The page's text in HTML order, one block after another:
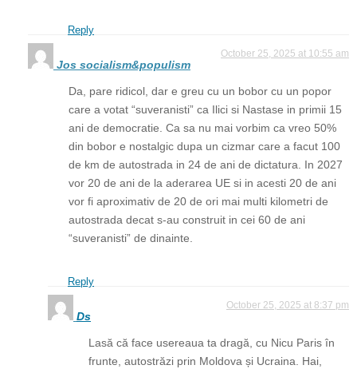
Reply
Jos socialism&populism
October 25, 2025 at 10:55 am
Da, pare ridicol, dar e greu cu un bobor cu un popor
care a votat “suveranisti” ca Ilici si Nastase in primii 15
ani de democratie. Ca sa nu mai vorbim ca vreo 50%
din bobor e nostalgic dupa un cizmar care a facut 100
de km de autostrada in 24 de ani de dictatura. In 2027
vor 20 de ani de la aderarea UE si in acesti 20 de ani
vor fi aproximativ de 20 de ori mai multi kilometri de
autostrada decat s-au construit in cei 60 de ani
“suveranisti” de dinainte.
Reply
Ds
October 25, 2025 at 8:37 pm
Lasă că face usereaua ta dragă, cu Nicu Paris în
frunte, autostrăzi prin Moldova și Ucraina. Hai,